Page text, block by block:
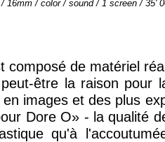
/ 16mm / color / sound / 1 screen / 35'
composé de matériel
être la raison pour
images et des plus
Dore O» - la qualité
qu'à